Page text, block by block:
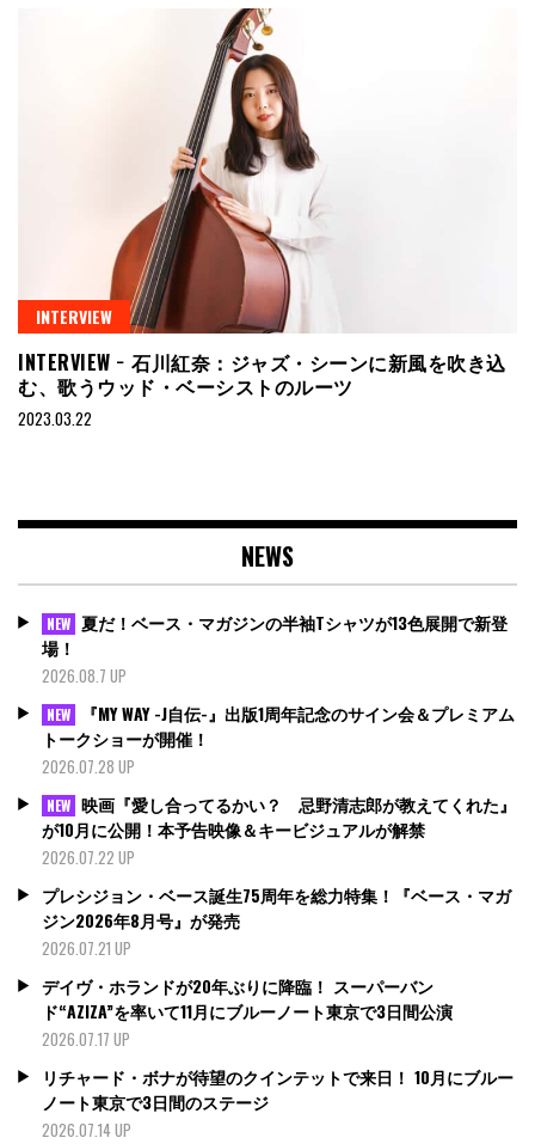
INTERVIEW
INTERVIEW − 石川紅奈：ジャズ・シーンに新風を吹き込
む、歌うウッド・ベーシストのルーツ
2023.03.22
NEWS
NEW 夏だ！ベース・マガジンの半袖Tシャツが13色展開で新登
場！
2026.08.7 UP
NEW
『MY WAY -J自伝-』出版1周年記念のサイン会＆プレミアム
トークショーが開催！
2026.07.28 UP
NEW 映画『愛し合ってるかい？ 忌野清志郎が教えてくれた』
が10月に公開！本予告映像＆キービジュアルが解禁
2026.07.22 UP
プレシジョン・ベース誕生75周年を総力特集！『ベース・マガ
ジン2026年8月号』が発売
2026.07.21 UP
デイヴ・ホランドが20年ぶりに降臨！ スーパーバン
ド“AZIZA”を率いて11月にブルーノート東京で3日間公演
2026.07.17 UP
リチャード・ボナが待望のクインテットで来日！ 10月にブルー
ノート東京で3日間のステージ
2026.07.14 UP